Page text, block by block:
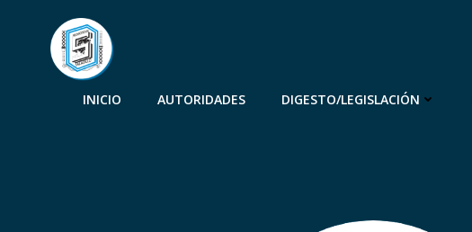
INICIO AUTORIDADES DIGESTO/LEGISLACIÓN